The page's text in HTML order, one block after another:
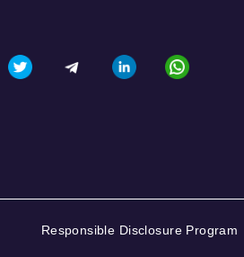
Responsible Disclosure Program